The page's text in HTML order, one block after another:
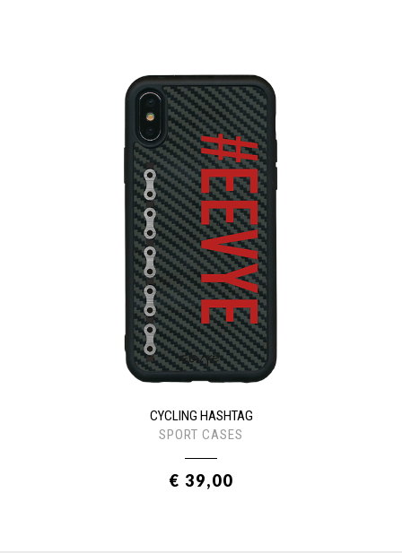
CYCLING HASHTAG
SPORT CASES
€ 39,00